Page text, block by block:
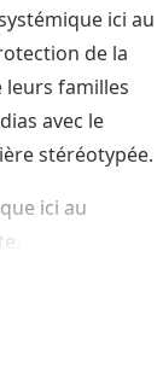
ici au
de la
familles
avec le
stéréotypée.
ici au
prions le